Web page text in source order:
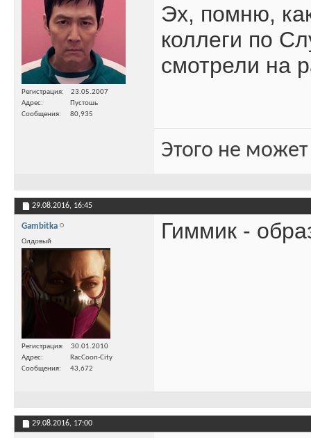
Регистрация
23.05.2007
Адрес
Пустошь
Сообщения
80,935
Эх, помню,
коллеги по
смотрели на
Этого не
29.08.2016, 16:45
Gambitka
Олдовый
Регистрация
30.01.2010
Адрес
RacCoon-City
Сообщения
43,672
Гиммик -
29.08.2016, 17:00